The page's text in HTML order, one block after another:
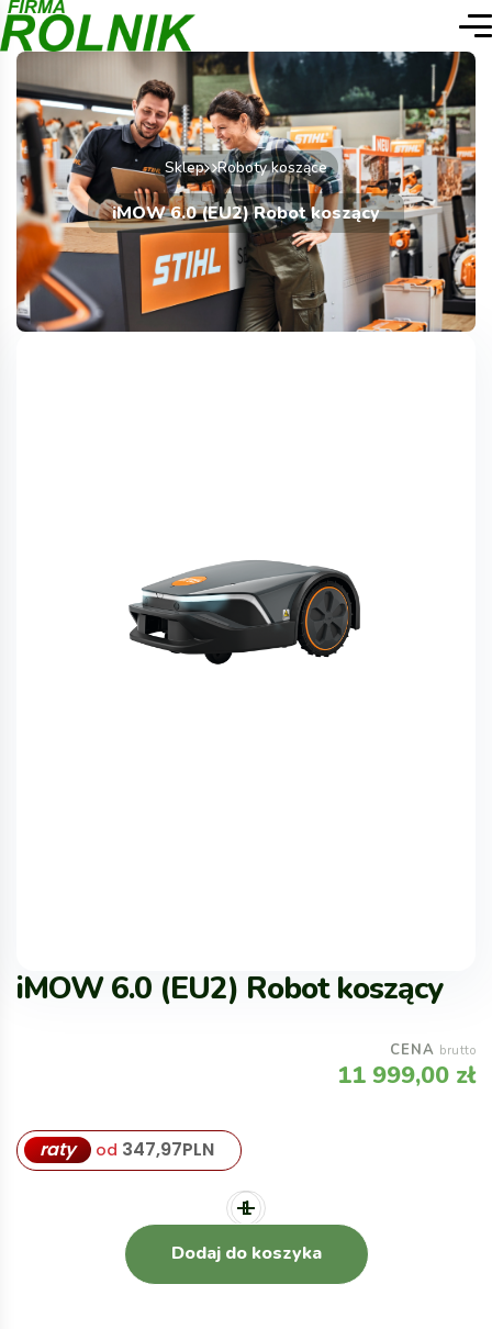
Sklep Roboty koszące
iMOW 6.0 (EU2) Robot koszący
iMOW 6.0 (EU2) Robot koszący
CENA brutto
11 999,00 zł
raty od 347,97PLN
Dodaj do koszyka